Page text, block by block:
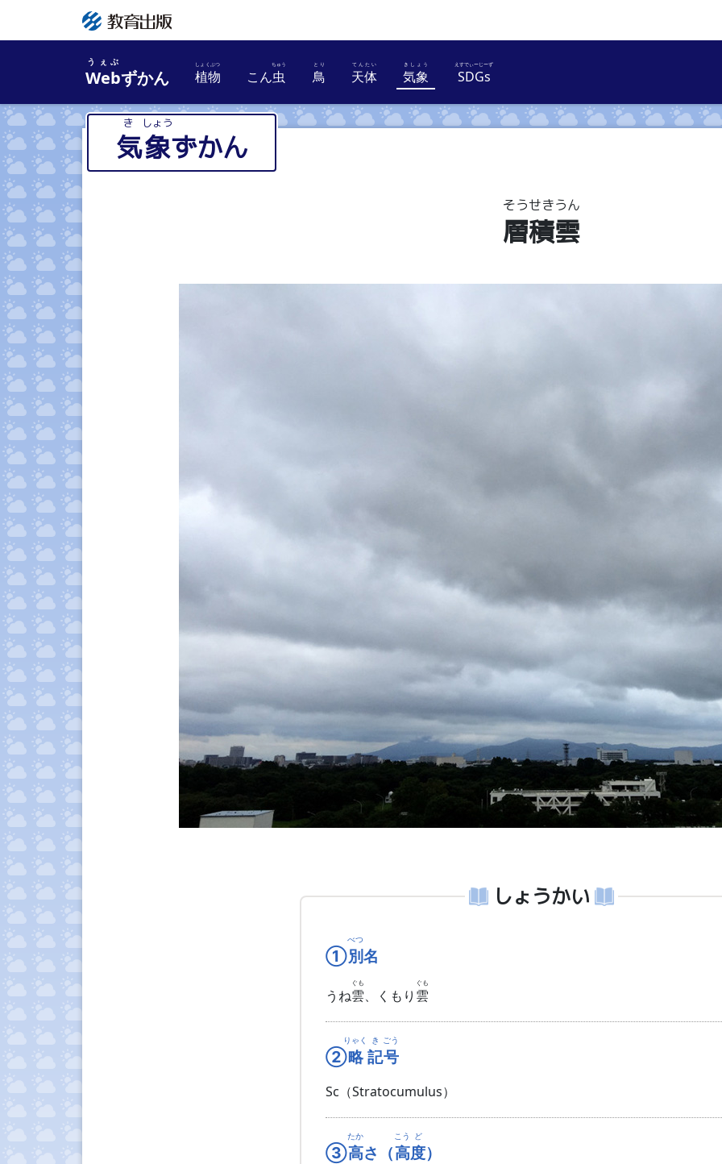
Web
うぇぶ
ずかん 植物 しょくぶつ
こん虫 ちゅう
鳥 とり
天体 てんたい
気象 SDGs
気 き
象 しょう
ずかん
層
そう
積
せき
雲
うん
しょうかい
①別
べつ
名
うね雲
ぐも
、くもり 雲
ぐも
②略
りゃく
記
き
号
ごう
Sc（Stratocumulus）
③高
たか
さ（高
こう
度
ど
）